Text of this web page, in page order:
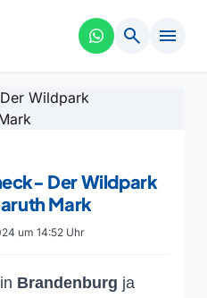
search menu
Der Wildpark
Mark
um 14:52 Uhr
Brandenburg ja